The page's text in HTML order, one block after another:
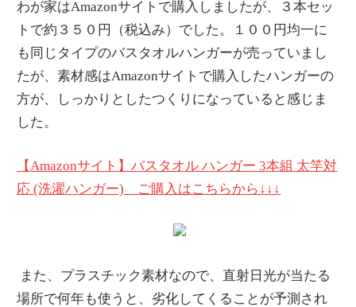
わが家はAmazonサイトで購入しましたが、３本セッ
トで約３５０円（税込み）でした。１００円均一に
も同じタイプのバスタオルハンガーが売っていまし
たが、素材感はAmazonサイトで購入したハンガーの
方が、しっかりとしたつくりになっていると感じま
した。
【Amazonサイト】バスタオル ハンガー 3本組 太竿対
応 (洗濯ハンガー) ご購入はこちらから↓↓↓
また、プラスチック素材なので、直射日光が当たる
場所で何年も使うと、劣化してくることが予測され